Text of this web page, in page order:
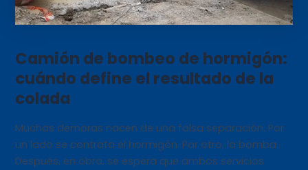
Camión de bombeo de hormigón:
cuándo define el resultado de la
colada
Muchas demoras nacen de una falsa separación. Por
un lado se contrata el hormigón. Por otro, la bomba.
Después, en obra, se espera que ambos servicios